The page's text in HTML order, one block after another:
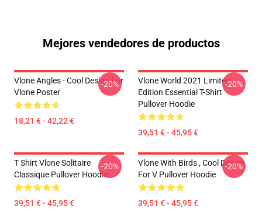
Mejores vendedores de productos
Vlone Angles - Cool Design For
Vlone Poster
18,21 € - 42,22 €
-20%
Vlone World 2021 Limited
Edition Essential T-Shirt
Pullover Hoodie
39,51 € - 45,95 €
-20%
T Shirt Vlone Solitaire
Classique Pullover Hoodie
39,51 € - 45,95 €
-20%
Vlone With Birds , Cool Design
For V Pullover Hoodie
39,51 € - 45,95 €
-20%